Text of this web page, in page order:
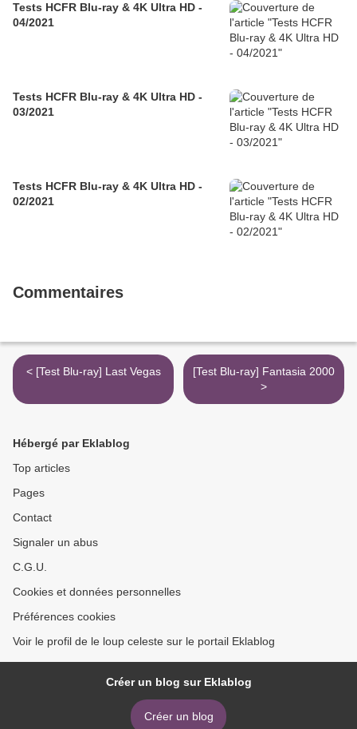
Tests HCFR Blu-ray & 4K Ultra HD -
04/2021
Tests HCFR Blu-ray & 4K Ultra HD -
03/2021
Tests HCFR Blu-ray & 4K Ultra HD -
02/2021
Commentaires
< [Test Blu-ray] Last Vegas
[Test Blu-ray] Fantasia 2000
>
Hébergé par Eklablog
Top articles
Pages
Contact
Signaler un abus
C.G.U.
Cookies et données personnelles
Préférences cookies
Voir le profil de le loup celeste sur le portail Eklablog
Créer un blog sur Eklablog
Créer un blog